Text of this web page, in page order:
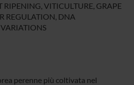
RIPENING, VITICULTURE, GRAPE
REGULATION, DNA
perenne più coltivata nel